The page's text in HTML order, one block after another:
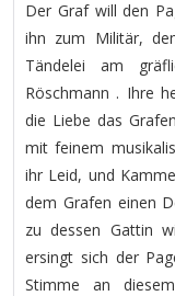
Der Graf will den
ihn zum Militär,
Tändelei am
Röschmann . Ihre
die Liebe das
mit feinem
ihr Leid, und
dem Grafen einen
zu dessen Gattin
ersingt sich der
Stimme an